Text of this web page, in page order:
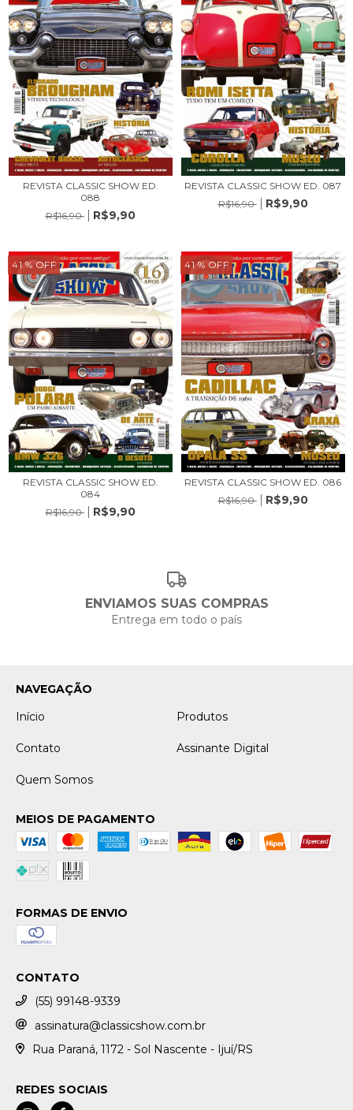
REVISTA CLASSIC SHOW ED.
088
R$16,90
R$9,90
REVISTA CLASSIC SHOW ED. 087
R$16,90
R$9,90
41% OFF
REVISTA CLASSIC SHOW ED.
084
R$16,90
R$9,90
41% OFF
REVISTA CLASSIC SHOW ED. 086
R$16,90
R$9,90
ENVIAMOS SUAS COMPRAS
Entrega em todo o país
NAVEGAÇÃO
Início
Produtos
Contato Assinante Digital
Quem Somos
MEIOS DE PAGAMENTO
FORMAS DE ENVIO
CONTATO
(55) 99148-9339
assinatura@classicshow.com.br
Rua Paraná, 1172 - Sol Nascente - Ijuí/RS
REDES SOCIAIS